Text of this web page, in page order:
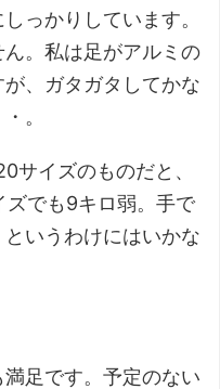
っかりしています。
。私は足がアルミの
、ガタガタしてかな
。
サイズのものだと、
ズでも9キロ弱。手で
いうわけにはいかな
足です。予定のない